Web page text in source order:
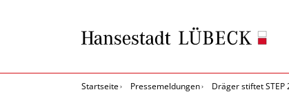
Startseite Pressemeldungen Dräger stiftet